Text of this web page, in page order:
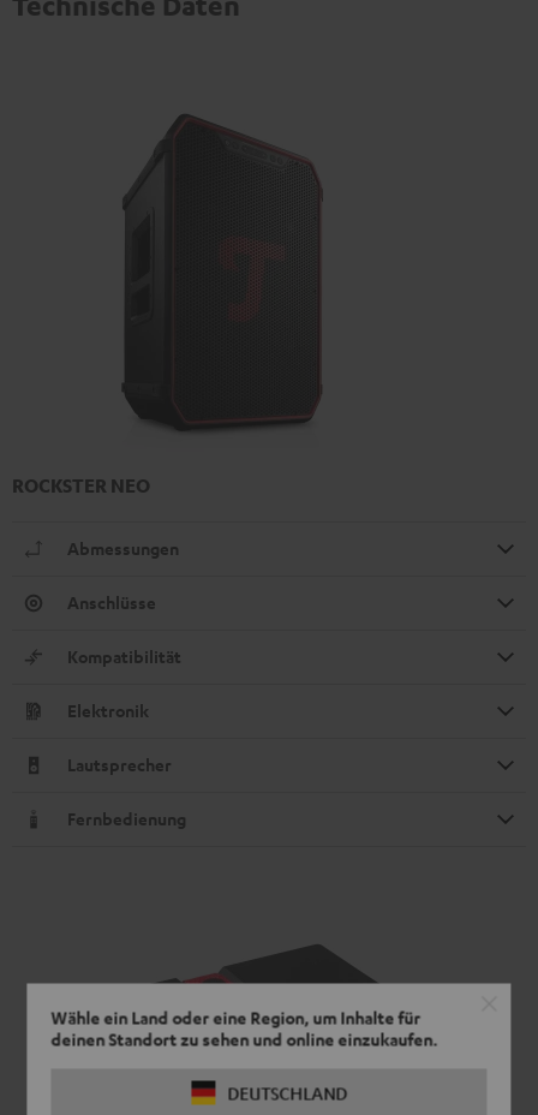
Wähle ein Land oder eine Region, um Inhalte für
deinen Standort zu sehen und online einzukaufen.
DEUTSCHLAND
ROCKSTER NEO
Abmessungen
Anschlüsse
Kompatibilität
Elektronik
Lautsprecher
Fernbedienung